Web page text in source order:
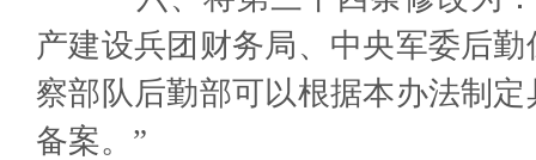
产建设兵团财务局、中央军委后
察部队后勤部可以根据本办法制
备案。”